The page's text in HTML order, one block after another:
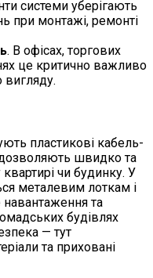
системи уберігають
при монтажі, ремонті
. В офісах, торгових
це критично важливо
вигляду.
пластикові кабель-
швидко та
чи будинку. У
металевим лоткам і
та
будівлях
— тут
та приховані